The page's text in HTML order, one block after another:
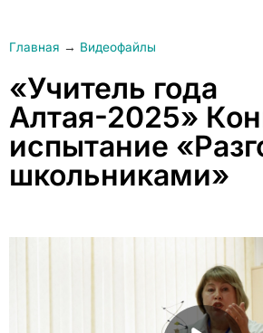
Главная → Видеофайлы
«Учитель года
Алтая-2025»
испытание
школьниками»